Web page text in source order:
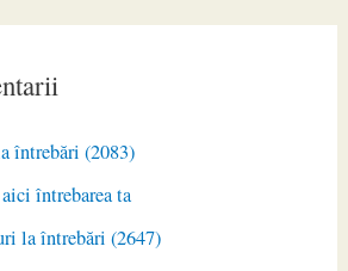
întrebări (2083)
aici întrebarea ta
la întrebări (2647)